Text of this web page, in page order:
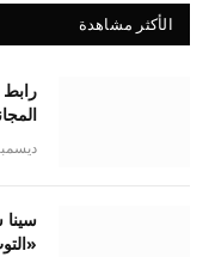
الأكثر مشاهدة
ديسمبر 17,
سينا